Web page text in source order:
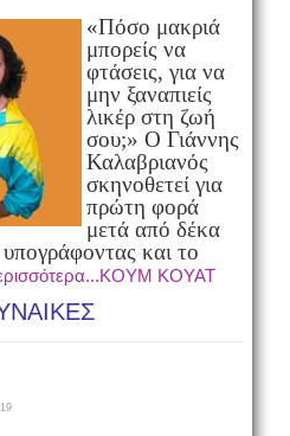
«Πόσο μακριά
μπορείς να
φτάσεις, για να
μην ξαναπιείς
λικέρ στη ζωή
σου;» Ο Γιάννης
Καλαβριανός
σκηνοθετεί για
πρώτη φορά
μετά από δέκα
και το
ΚΟΥΑΤ